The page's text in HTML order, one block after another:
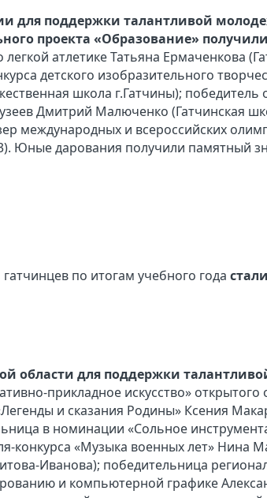
для поддержки талантливой
проекта «Образование»
атлетике Татьяна Ермаченкова
детского изобразительного
школа г.Гатчины); победитель
Дмитрий Малюченко (Гатчинская
международных и всероссийских
Юные дарования получили памятный
по итогам учебного года стали
области для поддержки
прикладное искусство» открытого
и сказания Родины» Ксения
в номинации «Сольное
конкурса «Музыка военных лет» Нина
Иванова); победительница
и компьютерной графике